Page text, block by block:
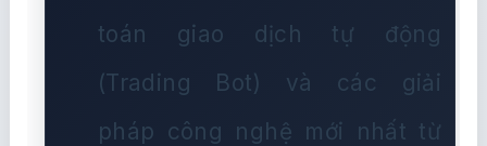
toán giao dịch tự động
(Trading Bot) và các giải
pháp công nghệ mới nhất từ